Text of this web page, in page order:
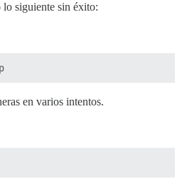
siguiente sin éxito:
en varios intentos.